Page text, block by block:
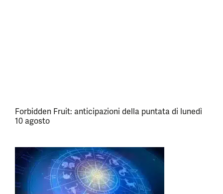
Forbidden Fruit: anticipazioni della puntata di lunedì
10 agosto